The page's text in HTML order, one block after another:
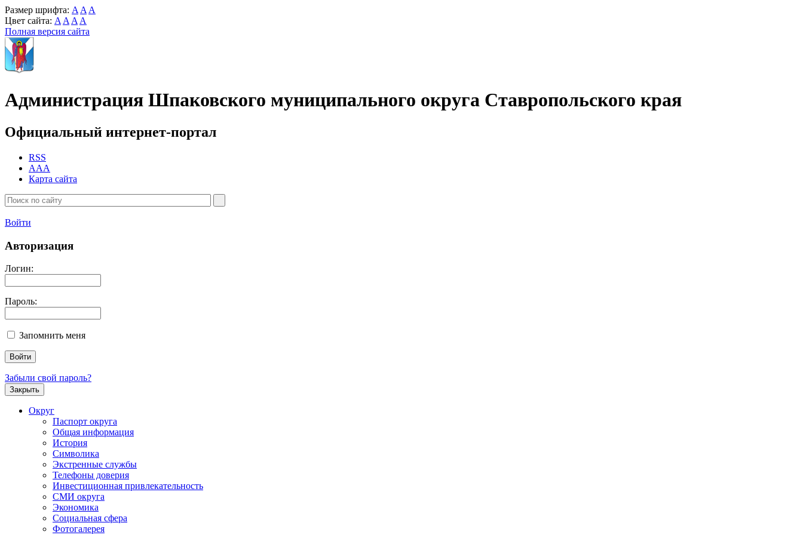
Размер шрифта: A A A
Цвет сайта: A A A A
Полная версия сайта
Администрация Шпаковского муниципального округа Ставропольского края
Официальный интернет-портал
RSS
AAA
Карта сайта
Войти
Авторизация
Логин:
Пароль:
Запомнить меня
Забыли свой пароль?
Закрыть
Округ
Паспорт округа
Общая информация
История
Символика
Экстренные службы
Телефоны доверия
Инвестиционная привлекательность
СМИ округа
Экономика
Социальная сфера
Фотогалерея